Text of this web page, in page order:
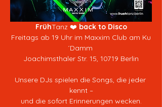
FrühTanz ❤️ back to Disco
Freitags ab 19 Uhr im Maxxim Club am Ku
´Damm
Joachimsthaler Str. 15, 10719 Berlin
Unsere DJs spielen die Songs, die jeder
kennt –
und die sofort Erinnerungen wecken.